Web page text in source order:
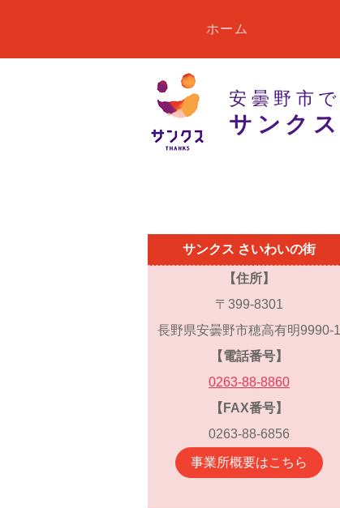
安曇野市
サンク
ホーム
サンクス さいわいの街
【住所】
〒399-8301
長野県安曇野市穂高有明9990-1
【電話番号】
0263-88-8860
【FAX番号】
0263-88-6856
事業所概要はこちら